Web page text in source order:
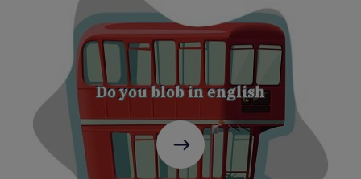
Do you blob in english
C'est
parti